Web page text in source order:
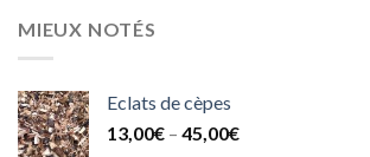
MIEUX NOTÉS
Eclats de cèpes
13,00€ – 45,00€